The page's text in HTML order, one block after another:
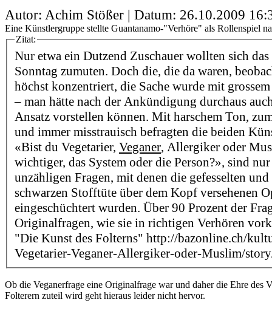
Autor: Achim Stößer | Datum: 26.10.2009
Eine Künstlergruppe stellte Guantanamo-"Verhöre" als Rollenspiel
Zitat:
Nur etwa ein Dutzend Zuschauer wollten sich
Sonntag zumuten. Doch die, die da waren,
höchst konzentriert, die Sache wurde mit
– man hätte nach der Ankündigung durchaus
Ansatz vorstellen können. Mit harschem Ton,
und immer misstrauisch befragten die beiden
«Bist du Vegetarier, Veganer, Allergiker oder
wichtiger, das System oder die Person?», sind
unzähligen Fragen, mit denen die gefesselten
schwarzen Stofftüte über dem Kopf versehenen
eingeschüchtert wurden. Über 90 Prozent der
Originalfragen, wie sie in richtigen Verhören
"Die Kunst des Folterns" http://bazonline.ch/
Vegetarier-Veganer-Allergiker-oder-Muslim/
Ob die Veganerfrage eine Originalfrage war und daher die Ehre des
Folterern zuteil wird geht hieraus leider nicht hervor.